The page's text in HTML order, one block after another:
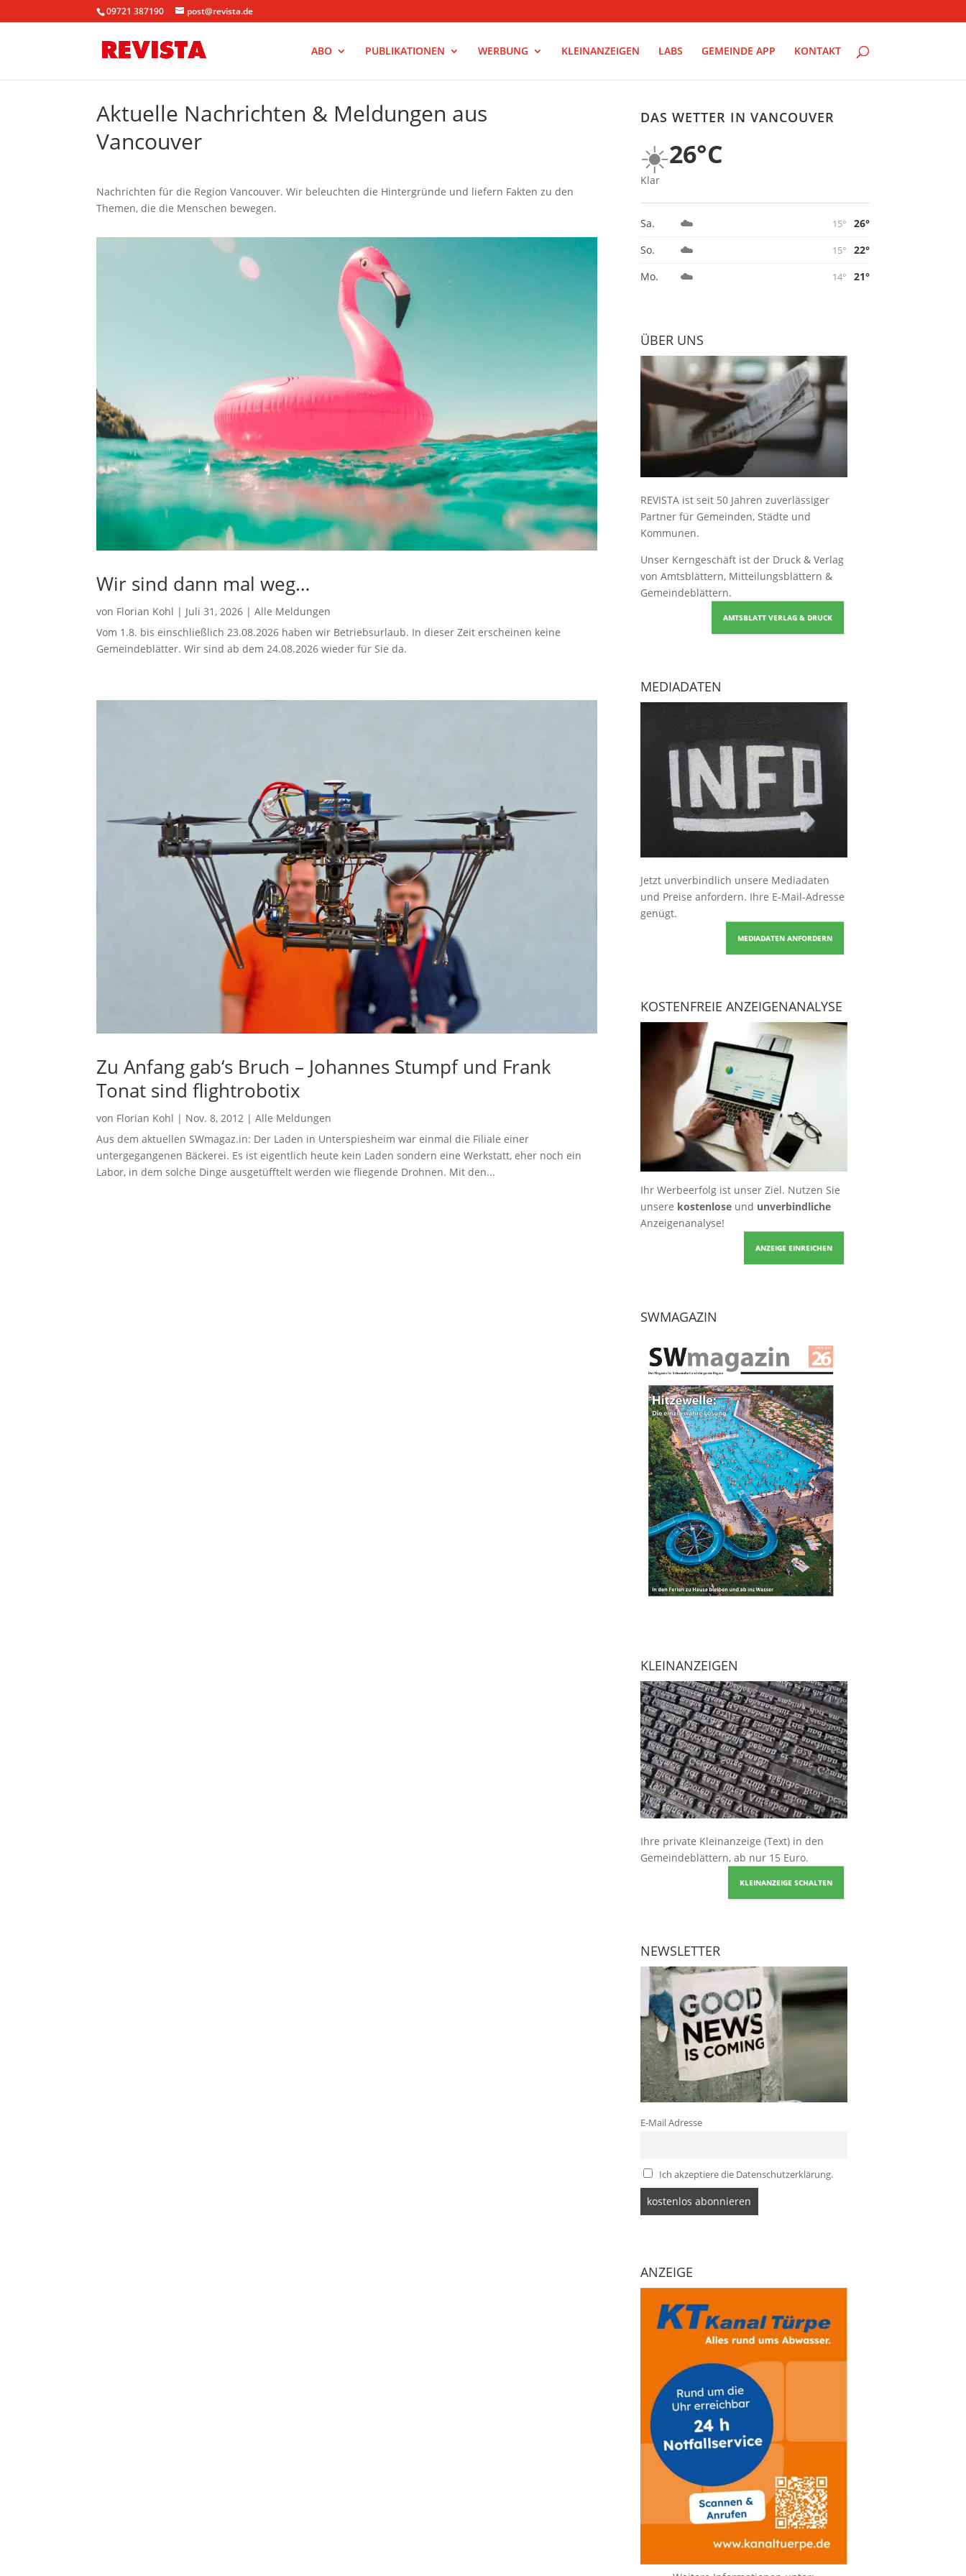
09721 387190 post@revista.de
ABO PUBLIKATIONEN WERBUNG KLEINANZEIGEN LABS GEMEINDE APP KONTAKT
Aktuelle Nachrichten & Meldungen aus
Vancouver
Nachrichten für die Region Vancouver. Wir beleuchten die Hintergründe und liefern Fakten zu den
Themen, die die Menschen bewegen.
Wir sind dann mal weg…
von Florian Kohl | Juli 31, 2026 |Alle Meldungen
Vom 1.8. bis einschließlich 23.08.2026 haben wir Betriebsurlaub. In dieser Zeit erscheinen keine
Gemeindeblätter. Wir sind ab dem 24.08.2026 wieder für Sie da.
Zu Anfang gab‘s Bruch – Johannes Stumpf und Frank
Tonat sind flightrobotix
von Florian Kohl | Nov. 8, 2012 |Alle Meldungen
Aus dem aktuellen SWmagaz.in: Der Laden in Unterspiesheim war einmal die Filiale einer
untergegangenen Bäckerei. Es ist eigentlich heute kein Laden sondern eine Werkstatt, eher noch ein
Labor, in dem solche Dinge ausgetüfftelt werden wie fliegende Drohnen. Mit den...
DAS WETTER IN VANCOUVER
☀️26°C
Klar
Sa. ☁️ 15°
26°
So.
☁️ 15°
22°
Mo.
☁️ 14° 21°
ÜBER UNS
REVISTA ist seit 50 Jahren zuverlässiger
Partner für Gemeinden, Städte und
Kommunen.
Unser Kerngeschäft ist der Druck & Verlag
von Amtsblättern, Mitteilungsblättern &
Gemeindeblättern.
AMTSBLATT VERLAG & DRUCK
MEDIADATEN
Jetzt unverbindlich unsere Mediadaten
und Preise anfordern. Ihre E-Mail-Adresse
genügt.
MEDIADATEN ANFORDERN
KOSTENFREIE ANZEIGENANALYSE
Ihr Werbeerfolg ist unser Ziel. Nutzen Sie
unsere kostenloseund unverbindliche
Anzeigenanalyse!
ANZEIGE EINREICHEN
SWMAGAZIN
KLEINANZEIGEN
Ihre private Kleinanzeige (Text) in den
Gemeindeblättern, ab nur 15 Euro.
KLEINANZEIGE SCHALTEN
NEWSLETTER
E-Mail Adresse
Ich akzeptiere die Datenschutzerklärung.
ANZEIGE